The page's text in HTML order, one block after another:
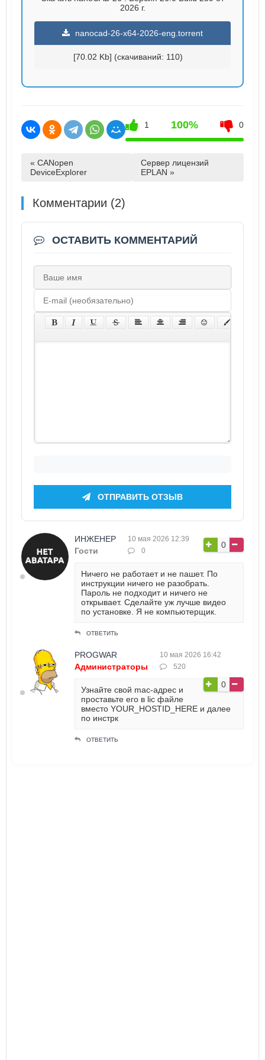
2026 г.
nanocad-26-x64-2026-eng.torrent
[70.02 Kb] (cкачиваний: 110)
1 100% 0
« CANopen
DeviceExplorer
Сервер лицензий
EPLAN »
Комментарии (2)
ОСТАВИТЬ КОММЕНТАРИЙ
ОТПРАВИТЬ ОТЗЫВ
ИНЖЕНЕР
Гости
10 мая 2026 12:39
0
0
Ничего не работает и не пашет. По
инструкции ничего не разобрать.
Пароль не подходит и ничего не
открывает. Сделайте уж лучше видео
по установке. Я не компьютерщик.
ОТВЕТИТЬ
PROGWAR
Администраторы
10 мая 2026 16:42
520
0
Узнайте свой mac-адрес и
проставьте его в lic файле
вместо YOUR_HOSTID_HERE и далее
по инстрк
ОТВЕТИТЬ